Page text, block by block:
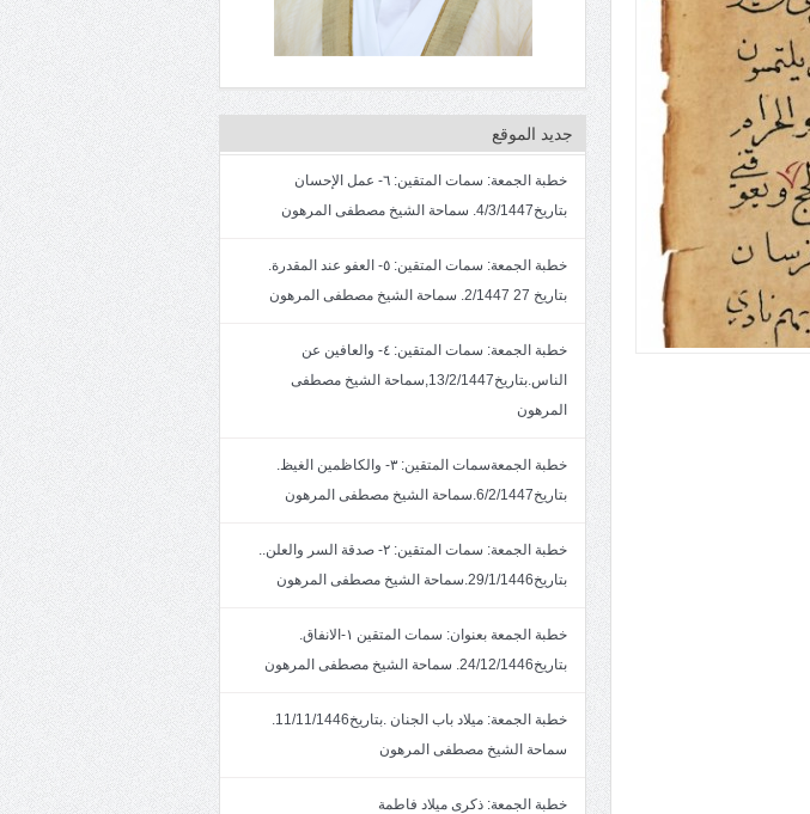
جديد الموقع
خطبة الجمعة: سمات المتقين: ٦- عمل الإحسان
بتاريخ4/3/1447. سماحة الشيخ مصطفى المرهون
خطبة الجمعة: سمات المتقين: ٥- العفو عند المقدرة.
بتاريخ 27 2/1447. سماحة الشيخ مصطفى المرهون
خطبة الجمعة: سمات المتقين: ٤- والعافين عن
الناس.بتاريخ13/2/1447,سماحة الشيخ مصطفى
المرهون
خطبة الجمعةسمات المتقين: ٣- والكاظمين الغيظ.
بتاريخ6/2/1447.سماحة الشيخ مصطفى المرهون
خطبة الجمعة: سمات المتقين: ٢- صدقة السر والعلن..
بتاريخ29/1/1446.سماحة الشيخ مصطفى المرهون
خطبة الجمعة بعنوان: سمات المتقين ١-الانفاق.
بتاريخ24/12/1446. سماحة الشيخ مصطفى المرهون
خطبة الجمعة: ميلاد باب الجنان .بتاريخ11/11/1446.
سماحة الشيخ مصطفى المرهون
خطبة الجمعة: ذكرى ميلاد فاطمة